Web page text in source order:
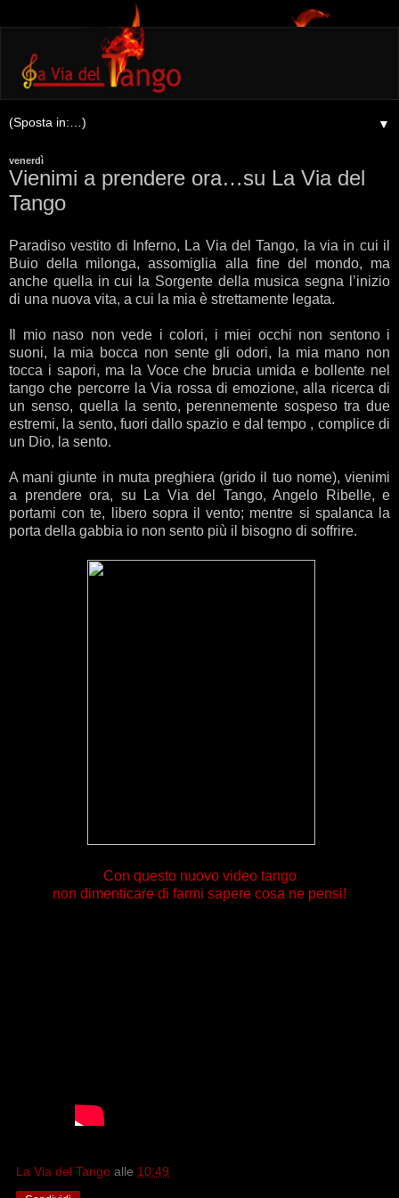
▼
venerdì
Vienimi a prendere ora…su La Via del
Tango
Paradiso vestito di Inferno, La Via del Tango, la via in cui il
Buio della milonga, assomiglia alla fine del mondo, ma
anche quella in cui la Sorgente della musica segna l’inizio
di una nuova vita, a cui la mia è strettamente legata.
Il mio naso non vede i colori, i miei occhi non sentono i
suoni, la mia bocca non sente gli odori, la mia mano non
tocca i sapori, ma la Voce che brucia umida e bollente nel
tango che percorre la Via rossa di emozione, alla ricerca di
un senso, quella la sento, perennemente sospeso tra due
estremi, la sento, fuori dallo spazio e dal tempo , complice di
un Dio, la sento.
A mani giunte in muta preghiera (grido il tuo nome), vienimi
a prendere ora, su La Via del Tango, Angelo Ribelle, e
portami con te, libero sopra il vento; mentre si spalanca la
porta della gabbia io non sento più il bisogno di soffrire.
Con questo nuovo video tango
non dimenticare di farmi sapere cosa ne pensi!
La Via del Tango alle 10:49